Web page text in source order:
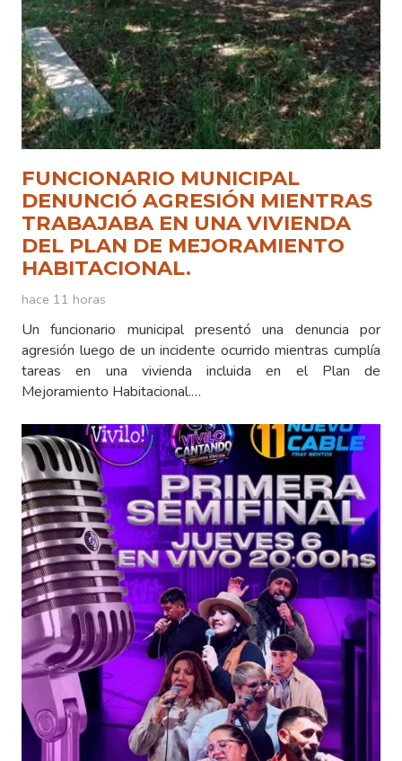
FUNCIONARIO MUNICIPAL
DENUNCIÓ AGRESIÓN MIENTRAS
TRABAJABA EN UNA VIVIENDA
DEL PLAN DE MEJORAMIENTO
HABITACIONAL.
hace 11 horas
Un funcionario municipal presentó una denuncia por
agresión luego de un incidente ocurrido mientras cumplía
tareas en una vivienda incluida en el Plan de
Mejoramiento Habitacional.…